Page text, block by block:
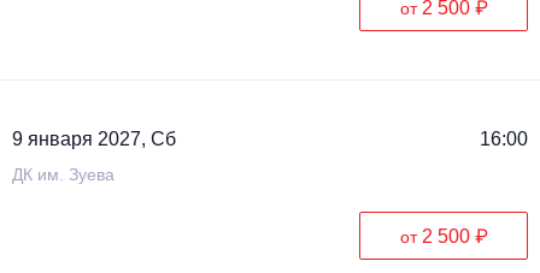
от 2 500 ₽
9 января 2027, Сб 16:00
ДК им. Зуева
от 2 500 ₽